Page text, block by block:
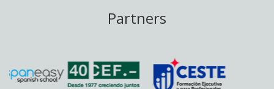
Partners